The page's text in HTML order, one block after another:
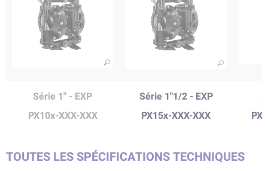
Série 1" - EXP
PX10x-XXX-XXX
Série 1"1/2 - EXP
PX15x-XXX-XXX
TOUTES LES SPÉCIFICATIONS TECHNIQUES